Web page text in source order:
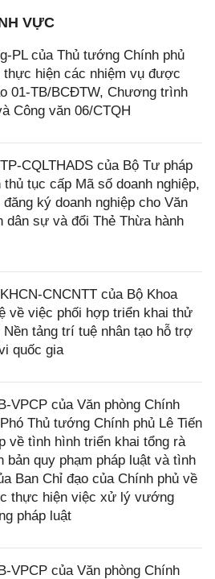
VỰC
PL của Thủ tướng Chính phủ
hiện các nhiệm vụ được
01-TB/BCĐTW, Chương trình
Công văn 06/CTQH
CQLTHADS của Bộ Tư pháp
tục cấp Mã số doanh nghiệp,
ký doanh nghiệp cho Văn
dân sự và đổi Thẻ Thừa hành
CNCNTT của Bộ Khoa
về việc phối hợp triển khai thử
Nền tảng trí tuệ nhân tạo hỗ trợ
quốc gia
VPCP của Văn phòng Chính
Thủ tướng Chính phủ Lê Tiến
về tình hình triển khai tổng rà
bản quy phạm pháp luật và tình
Ban Chỉ đạo của Chính phủ về
thực hiện việc xử lý vướng
pháp luật
VPCP của Văn phòng Chính